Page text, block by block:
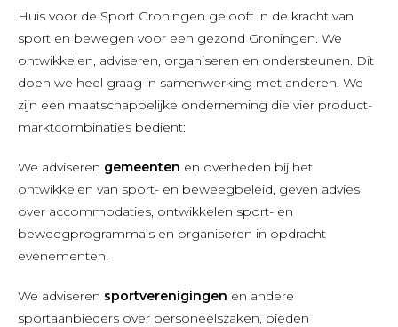
Huis voor de Sport Groningen gelooft in de kracht van
sport en bewegen voor een gezond Groningen. We
ontwikkelen, adviseren, organiseren en ondersteunen. Dit
doen we heel graag in samenwerking met anderen. We
zijn een maatschappelijke onderneming die vier product-
marktcombinaties bedient:
We adviseren gemeenten en overheden bij het
ontwikkelen van sport- en beweegbeleid, geven advies
over accommodaties, ontwikkelen sport- en
beweegprogramma’s en organiseren in opdracht
evenementen.
We adviseren sportverenigingen en andere
sportaanbieders over personeelszaken, bieden